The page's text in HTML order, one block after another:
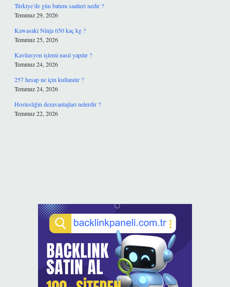
Türkiye’de gün batımı saatleri nedir ?
Temmuz 29, 2026
Kawasaki Ninja 650 kaç kg ?
Temmuz 25, 2026
Kavitasyon işlemi nasıl yapılır ?
Temmuz 24, 2026
257 hesap ne için kullanılır ?
Temmuz 24, 2026
Hostesliğin dezavantajları nelerdir ?
Temmuz 22, 2026